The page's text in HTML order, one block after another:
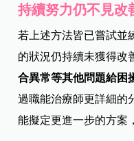
持續努力仍不見改
若上述方法皆已嘗試並
的狀況仍持續未獲得改
合異常等其他問題給困
過職能治療師更詳細的
能擬定更進一步的方案